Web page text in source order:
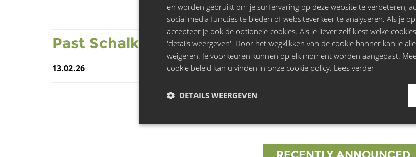
Past Schalk BezuidenhoutShows:
13.02.26 Espace Lumen, Brussels
en worden gebruikt om je surfervaring op deze website te verbeteren,
social media functies te bieden of websiteverkeer te analyseren. Als je
accepteer je ook de optionele cookies. Als je liever zelf kiest welke
'details weergeven'. Door het wegklikken van de cookie banner kan je
weigeren. Je voorkeuren kunnen op elk moment worden aangepast.
cookie beleid kan u vinden in onze cookie policy. Lees verder
DETAILS WEERGEVEN